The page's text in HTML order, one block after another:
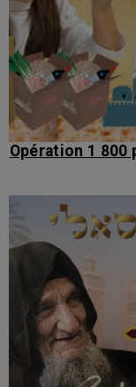
Opération 1 800